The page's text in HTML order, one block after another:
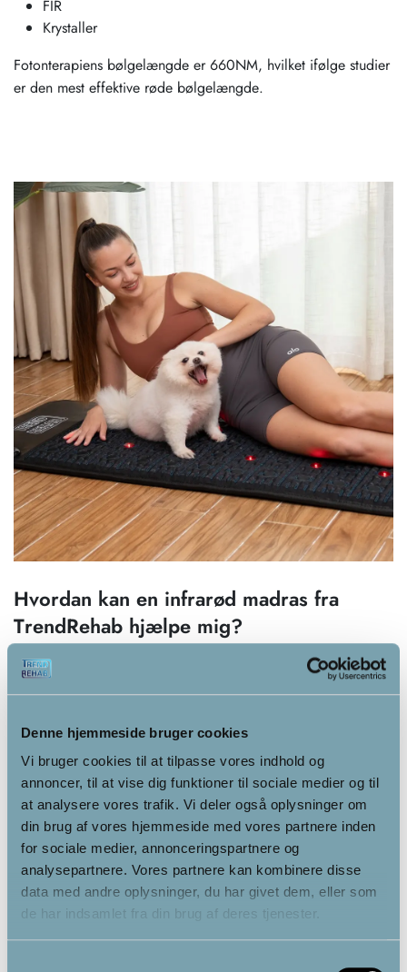
Denne hjemmeside bruger cookies
Vi bruger cookies til at tilpasse vores indhold og
annoncer, til at vise dig funktioner til sociale medier og til
at analysere vores trafik. Vi deler også oplysninger om
din brug af vores hjemmeside med vores partnere inden
for sociale medier, annonceringspartnere og
analysepartnere. Vores partnere kan kombinere disse
data med andre oplysninger, du har givet dem, eller som
de har indsamlet fra din brug af deres tjenester.
FIR
Krystaller
Fotonterapiens bølgelængde er 660NM, hvilket ifølge studier
er den mest effektive røde bølgelængde.
Hvordan kan en infrarød madras fra
TrendRehab hjælpe mig?
Infrarød varmeterapi kan forbedre lymfesystemet, lindre
smerter og inflammation, forbedre søvnen samt øge
sundhed og velvære, da varmen trænger dybt ind i kroppen